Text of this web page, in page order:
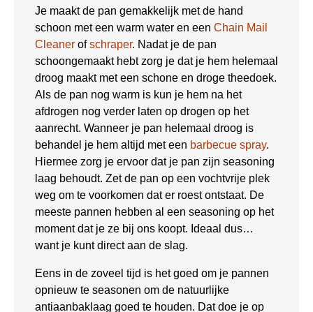
Je maakt de pan gemakkelijk met de hand
schoon met een warm water en een Chain Mail
Cleaner ofschraper. Nadat je de pan
schoongemaakt hebt zorg je dat je hem helemaal
droog maakt met een schone en droge theedoek.
Als de pan nog warm is kun je hem na het
afdrogen nog verder laten op drogen op het
aanrecht. Wanneer je pan helemaal droog is
behandel je hem altijd met een barbecue spray.
Hiermee zorg je ervoor dat je pan zijn seasoning
laag behoudt. Zet de pan op een vochtvrije plek
weg om te voorkomen dat er roest ontstaat. De
meeste pannen hebben al een seasoning op het
moment dat je ze bij ons koopt. Ideaal dus…
want je kunt direct aan de slag.
Eens in de zoveel tijd is het goed om je pannen
opnieuw te seasonen om de natuurlijke
antiaanbaklaag goed te houden. Dat doe je op